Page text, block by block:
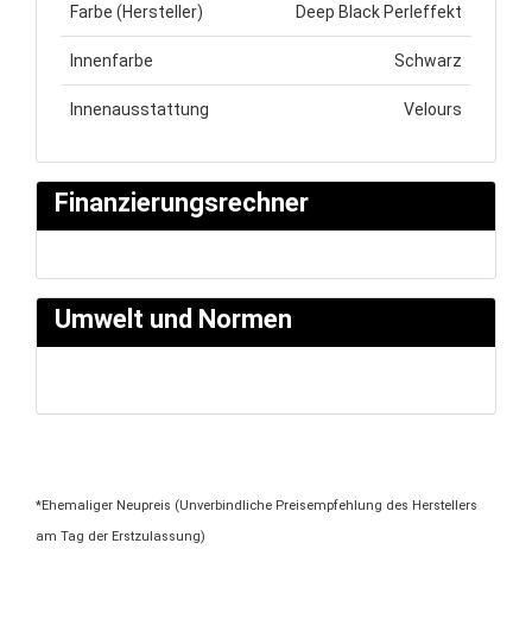
Farbe (Hersteller) Deep Black Perleffekt
Innenfarbe Schwarz
Innenausstattung Velours
Finanzierungsrechner
Umwelt und Normen
*Ehemaliger Neupreis (Unverbindliche Preisempfehlung des Herstellers
am Tag der Erstzulassung)